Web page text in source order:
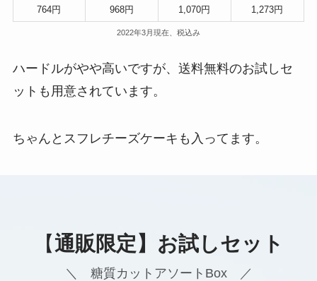
764円 968円 1,070円 1,273円
2022年3月現在、税込み
ハードルがやや高いですが、送料無料のお試しセ
ットも用意されています。
ちゃんとスフレチーズケーキも入ってます。
【通販限定】お試しセット
＼ 糖質カットアソートBox ／